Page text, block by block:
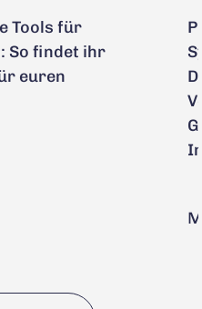
Tools für
So findet ihr
euren